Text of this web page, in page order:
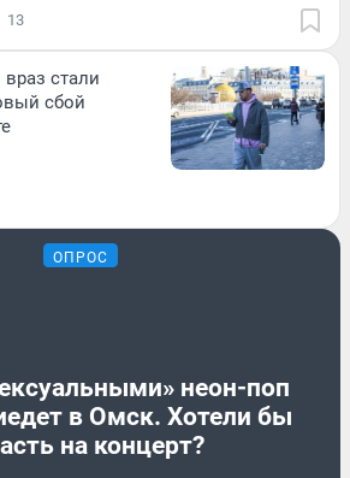
13
стали
сбой
ОПРОС
неон-поп
в Омск. Хотели бы
на концерт?